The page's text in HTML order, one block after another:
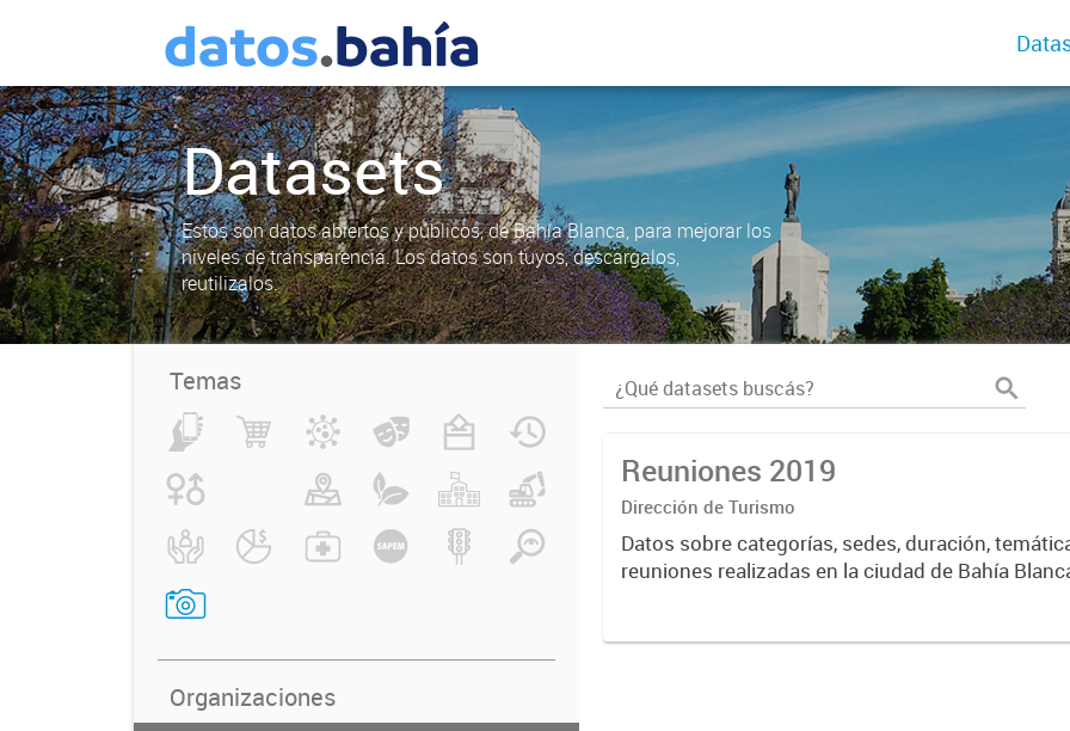
Datasets
Estos son datos abiertos y públicos, de Bahía Blanca, para mejorar los
niveles de transparencia. Los datos son tuyos, descargalos,
reutilizalos.
Temas
Organizaciones
Reuniones 2019
Dirección de Turismo
Datos sobre categorías, sedes, duración, temáticas y tipos de
reuniones realizadas en la ciudad de Bahía